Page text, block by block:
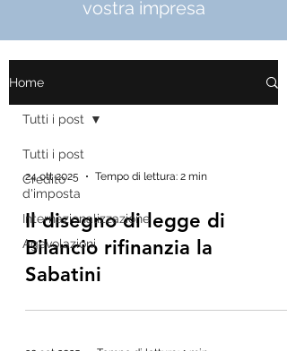
vostra impresa
Home
Tutti i post
Credito
d'imposta
Internazionalizzazione
Agevolazioni
Tutti i post
24 ott 2025 Tempo di lettura: 2 min
Il disegno di legge di
Bilancio rifinanzia la
Sabatini